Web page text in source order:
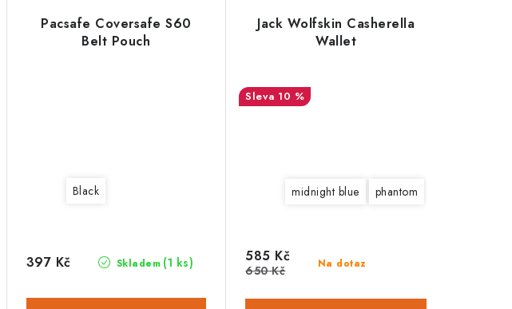
Pacsafe Coversafe S60
Belt Pouch
Black
Skladem (1 ks)
397 Kč
Jack Wolfskin Casherella
Wallet
10 %
midnight blue phantom
Na dotaz
585 Kč
650 Kč